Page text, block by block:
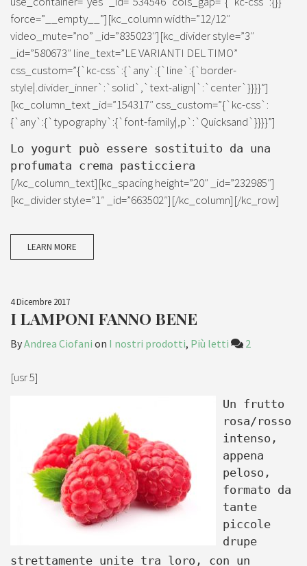
force=”__empty__”][kc_column width=”12/12″
video_mute=”no” _id=”835023″][kc_divider style=”3″
_id=”580673″ line_text=”LE VARIANTI DEL TIMO”
css_custom=”{`kc-css`:{`any`:{`line`:{`border-
style|.divider_inner`:`solid`,`text-align|`:`center`}}}}”]
[kc_column_text _id=”154317″ css_custom=”{`kc-css`:
{`any`:{`typography`:{`font-family|,p`:`Quicksand`}}}}”]
Lo yogurt può essere sostituito da una
profumata crema pasticciera
[/kc_column_text][kc_spacing height=”20″ _id=”232985″]
[kc_divider style=”1″ _id=”663502″][/kc_column][/kc_row]
LEARN MORE
4 Dicembre 2017
I LAMPONI FANNO BENE
ByAndrea Ciofani on I nostri prodotti, Più letti 2
[usr 5]
Un frutto
rosa/rosso
intenso,
appena
peloso,
formato da
tante
piccole
drupe
strettamente unite tra loro, con un